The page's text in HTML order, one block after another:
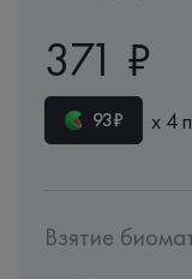
371 ₽
93₽ х 4
Взятие